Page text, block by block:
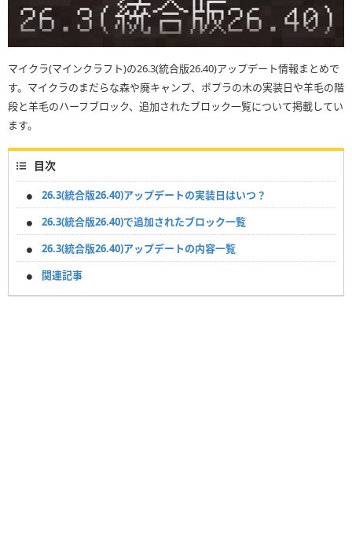
マイクラ(マインクラフト)の26.3(統合版26.40)アップデート情報まとめで
す。マイクラのまだらな森や廃キャンプ、ポプラの木の実装日や羊毛の階
段と羊毛のハーフブロック、追加されたブロック一覧について掲載してい
ます。
目次
26.3(統合版26.40)アップデートの実装日はいつ？
26.3(統合版26.40)で追加されたブロック一覧
26.3(統合版26.40)アップデートの内容一覧
関連記事